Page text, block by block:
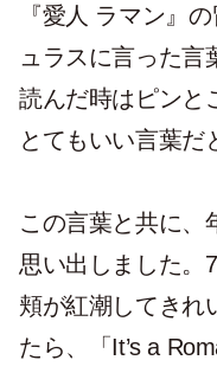
『愛人 ラマン』
ュラスに言った
読んだ時はピンと
とてもいい言葉だ
この言葉と共に、
思い出しました。
頬が紅潮してきれ
たら、「It’s a